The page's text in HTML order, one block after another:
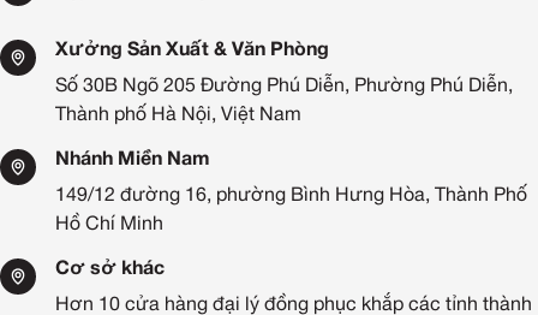
Xưởng Sản Xuất & Văn Phòng
Số 30B Ngõ 205 Đường Phú Diễn, Phường Phú Diễn,
Thành phố Hà Nội, Việt Nam
Nhánh Miền Nam
149/12 đường 16, phường Bình Hưng Hòa, Thành Phố
Hồ Chí Minh
Cơ sở khác
Hơn 10 cửa hàng đại lý đồng phục khắp các tỉnh thành